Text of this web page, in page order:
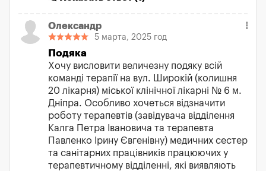
Олександр
5 марта, 2025 год
Подяка
Хочу висловити величезну подяку всій
команді терапії на вул. Широкій (колишня
20 лікарня) міської клінічної лікарні № 6 м.
Дніпра. Особливо хочеться відзначити
роботу терапевтів (завідувача відділення
Калга Петра Івановича та терапевта
Павленко Ірину Євгенівну) медичних сестер
та санітарних працівників працюючих у
терапевтичному відділенні, які виявляють